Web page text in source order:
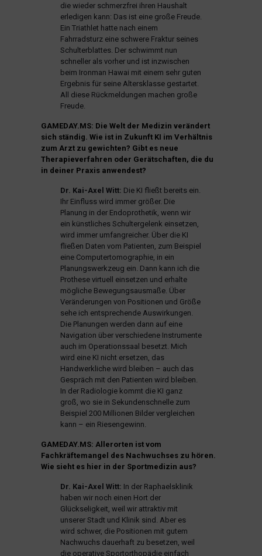
die wieder schmerzfrei ihren Haushalt
erledigen kann: Das ist eine große Freude.
Ein Triathlet hatte nach einem
Fahrradsturz eine schwere Fraktur seines
Schulterblattes. Der schwimmt nun
schneller als vorher und ist inzwischen
beim Ironman Hawai mit einem sehr guten
Ergebnis für seine Altersklasse gestartet.
All diese Rückmeldungen machen große
Freude.
GAMEDAY.MS: Die Welt der Medizin verändert
sich ständig. Wie ist in Zukunft KI im Verhältnis
zum Arzt zu gewichten? Gibt es neue
Therapieverfahren oder Gerätschaften, die du
in deiner Praxis anwendest?
Dr. Kai-Axel Witt: Die KI fließt bereits ein.
Ihr Einfluss wird immer größer. Die
Planung in der Endoprothetik, wenn wir
ein künstliches Schultergelenk einsetzen,
wird immer umfangreicher. Über die KI
fließen Daten vom Patienten, zum Beispiel
eine Computertomographie, in ein
Planungswerkzeug ein. Dann kann ich die
Prothese virtuell einsetzen und erhalte
mögliche Bewegungsausmaße. Über
Veränderungen von Positionen und Größe
sehe ich entsprechende Auswirkungen.
Die Planungen werden dann auf eine
Navigation über verschiedene Instrumente
auch im Operationssaal besetzt. Mich
wird eine KI nicht ersetzen, das
Handwerkliche wird bleiben – auch das
Gespräch mit den Patienten wird bleiben.
In der Radiologie kommt die KI ganz
groß, wo sie in Sekundenschnelle zum
Beispiel 200 Millionen Bilder vergleichen
kann – ein Riesengewinn.
GAMEDAY.MS: Allerorten ist vom
Fachkräftemangel des Nachwuchses zu hören.
Wie sieht es hier in der Sportmedizin aus?
Dr. Kai-Axel Witt: In der Raphaelsklinik
haben wir noch einen Hort der
Glückseligkeit, weil wir attraktiv mit
unserer Stadt und Klinik sind. Aber es
wird schwer, die Positionen mit gutem
Nachwuchs dauerhaft zu besetzen, weil
die operative Sportorthopädie einfach